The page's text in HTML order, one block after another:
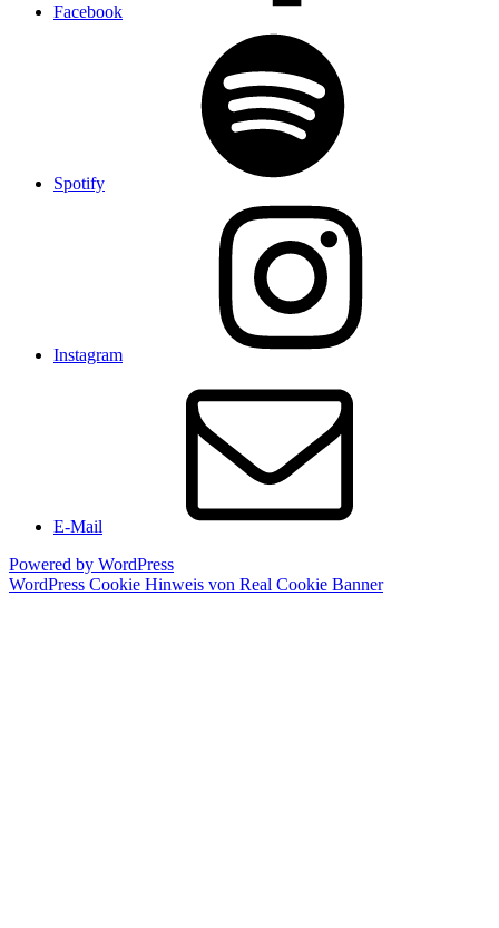
Facebook
Spotify
Instagram
E-Mail
Powered by WordPress
WordPress Cookie Hinweis von Real Cookie Banner